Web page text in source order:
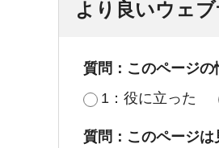
より良いウェ
質問：このページの
1：役に立った
質問：このページは